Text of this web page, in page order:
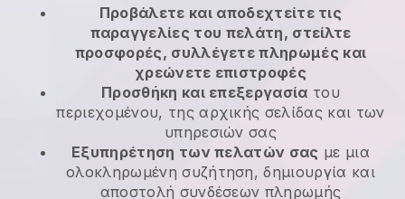
Προβάλετε και αποδεχτείτε τις
παραγγελίες του πελάτη, στείλτε
προσφορές, συλλέγετε πληρωμές και
χρεώνετε επιστροφές
Προσθήκη και επεξεργασία του
περιεχομένου, της αρχικής σελίδας και των
υπηρεσιών σας
Εξυπηρέτηση των πελατών σας με μια
ολοκληρωμένη συζήτηση, δημιουργία και
αποστολή συνδέσεων πληρωμής